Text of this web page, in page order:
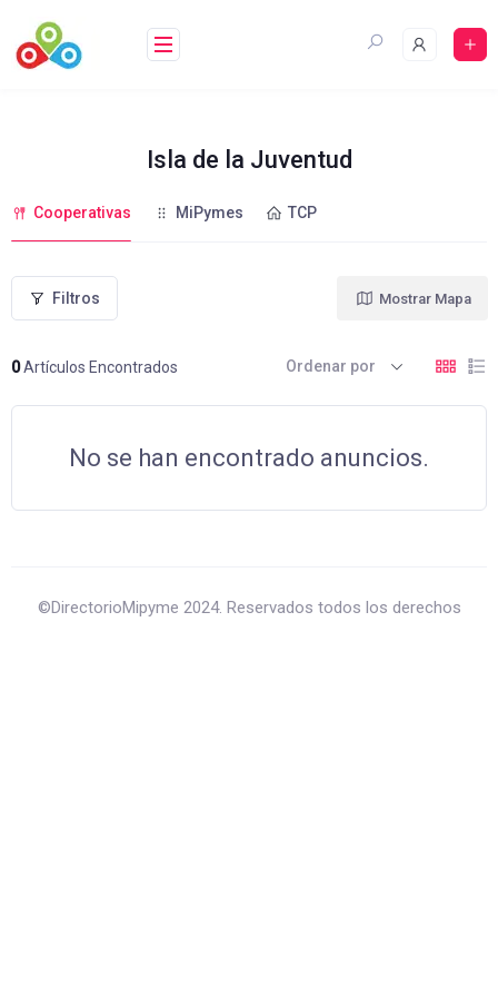
contenido
Isla de la Juventud
Cooperativas MiPymes TCP
Filtros
0Artículos Encontrados
Mostrar Mapa
Ordenar por
No se han encontrado anuncios.
©DirectorioMipyme 2024. Reservados todos los derechos